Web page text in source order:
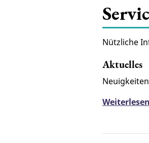
Nützliche
Aktuelles
Weiterlesen